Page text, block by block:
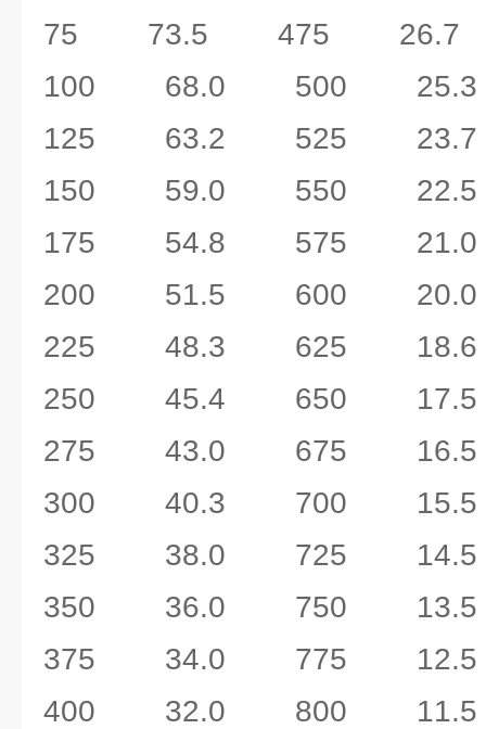
75 73.5 475 26.7
100 68.0 500 25.3
125 63.2 525 23.7
150 59.0 550 22.5
175 54.8 575 21.0
200 51.5 600 20.0
225 48.3 625 18.6
250 45.4 650 17.5
275 43.0 675 16.5
300 40.3 700 15.5
325 38.0 725 14.5
350 36.0 750 13.5
375 34.0 775 12.5
400 32.0 800 11.5